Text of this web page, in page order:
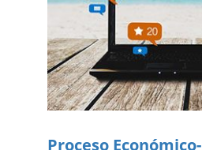
Proceso Económico-